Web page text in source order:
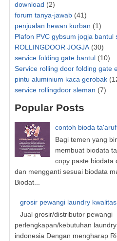
download (2)
forum tanya-jawab (41)
penjualan hewan kurban (1)
Plafon PVC gybsum jogja bantul
ROLLINGDOOR JOGJA (30)
service folding gate bantul (10)
Service rolling door folding gate
pintu aluminium kaca gerobak
service rollingdoor sleman (7)
Popular Posts
contoh bioda
Bagi temen yang
membuat biodata
copy paste biodata
dan mengganti sesuai biodata
Biodat...
grosir pewangi laundry
Jual grosir/distributor pewangi
perlengkapan/kebutuhan
indonesia Dengan mengharap